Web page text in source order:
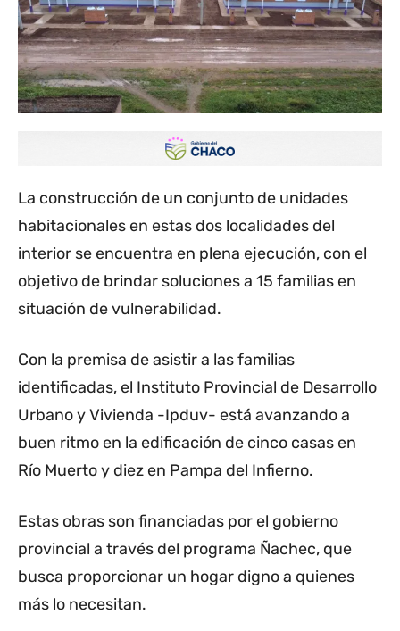
La construcción de un conjunto de unidades
habitacionales en estas dos localidades del
interior se encuentra en plena ejecución, con el
objetivo de brindar soluciones a 15 familias en
situación de vulnerabilidad.
Con la premisa de asistir a las familias
identificadas, el Instituto Provincial de Desarrollo
Urbano y Vivienda -Ipduv- está avanzando a
buen ritmo en la edificación de cinco casas en
Río Muerto y diez en Pampa del Infierno.
Estas obras son financiadas por el gobierno
provincial a través del programa Ñachec, que
busca proporcionar un hogar digno a quienes
más lo necesitan.